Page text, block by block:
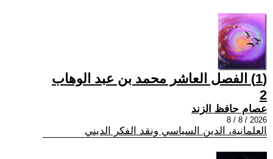
(1) الفصل العاشر محمد بن عبد الوهاب
2
عصام حافظ الزند
2026 / 8 / 8
العلمانية، الدين السياسي ونقد الفكر الديني